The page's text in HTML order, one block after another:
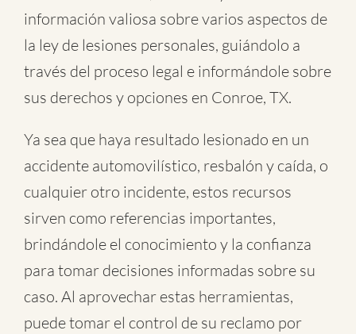
información valiosa sobre varios aspectos de
la ley de lesiones personales, guiándolo a
través del proceso legal e informándole sobre
sus derechos y opciones en Conroe, TX.
Ya sea que haya resultado lesionado en un
accidente automovilístico, resbalón y caída, o
cualquier otro incidente, estos recursos
sirven como referencias importantes,
brindándole el conocimiento y la confianza
para tomar decisiones informadas sobre su
caso. Al aprovechar estas herramientas,
puede tomar el control de su reclamo por